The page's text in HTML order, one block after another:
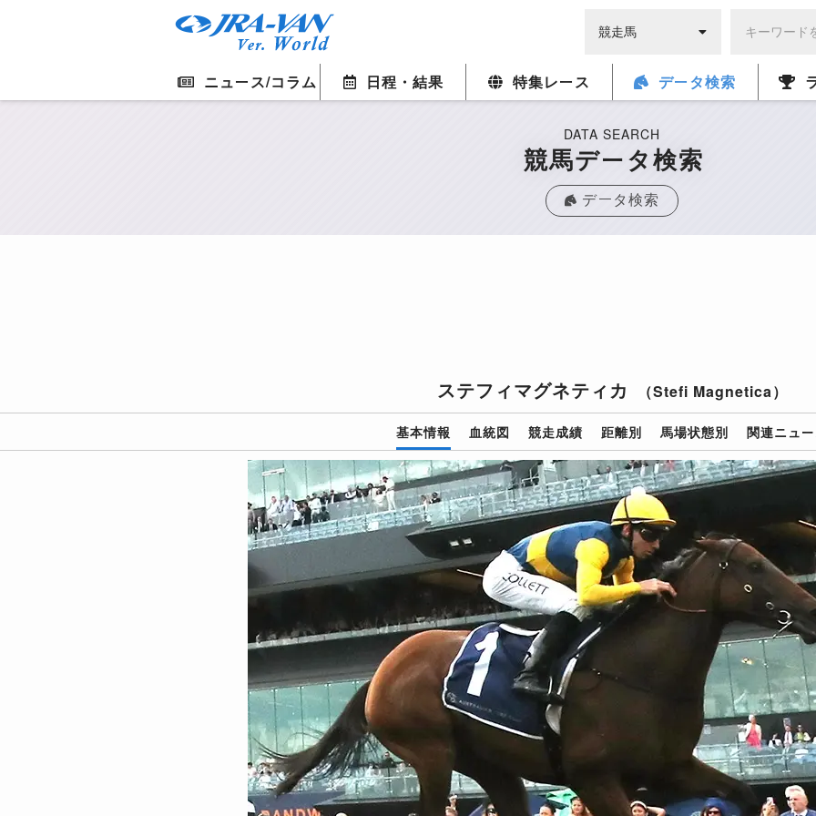
ニュース/コラム 日程・結果 特集レース データ検索
DATA SEARCH
競馬データ検索
データ検索
ステフィマグネティカ （Stefi Magnetica）
基本情報 血統図 競走成績 距離別 馬場状態別 関連ニュ